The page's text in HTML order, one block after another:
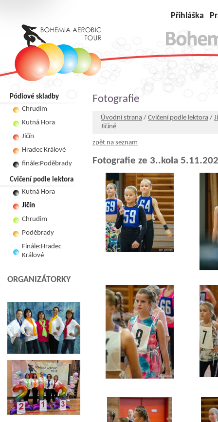
Přihláška
Pódiové skladby
Chrudim
Kutná Hora
Jičín
Hradec Králové
finále:Poděbrady
Cvičení podle lektora
Kutná Hora
Jičín
Chrudim
Poděbrady
Finále:Hradec
Králové
ORGANIZÁTORKY
Fotografie
Úvodní strana / Cvičení podle lektora /
Jičíně
zpět na seznam
Fotografie ze 3..kola